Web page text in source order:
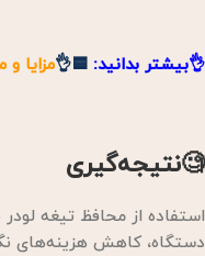
👌بیشتر بدانید: 🟦👌مزایا
🧐نتیجه‌گیری
استفاده از محافظ تیغه
دستگاه، کاهش هزینه‌های